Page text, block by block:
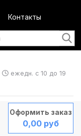
Контакты
ежедн. с 10 до 19
Оформить заказ
0,00 руб